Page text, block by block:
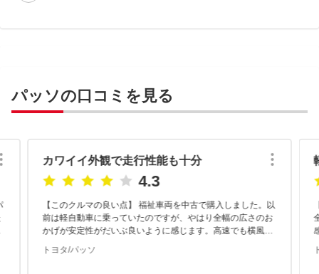
パッソの口コミを見る
カワイイ外観で走行性能も十分
4.3
【このクルマの良い点】 福祉車両を中古で購入しました。以
前は軽自動車に乗っていたのですが、やはり全幅の広さのお
かげが安定性がだいぶ良いように感じます。高速でも横風に
ンパクトカーとしては...
トヨタ/パッソ